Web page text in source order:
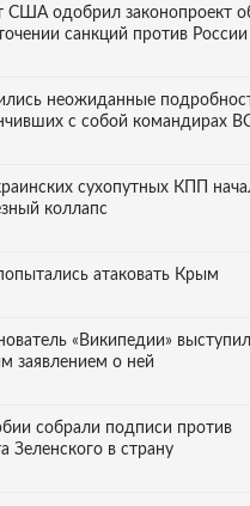
США одобрил законопроект
санкций против России
неожиданные
с собой командирах
сухопутных КПП
коллапс
атаковать Крым
«Википедии»
заявлением о ней
собрали подписи против
Зеленского в страну